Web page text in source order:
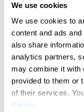
We use cookies
We use cookies to
content and ads
also share
analytics partners,
may combine it with
provided to them or
of their services.
Policy.
mit
In einfachen
für